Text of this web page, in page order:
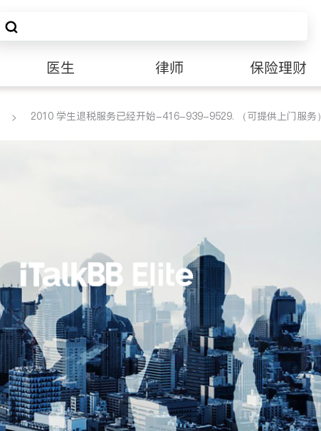
医生 律师 保险理财
2010 学生退税服务已经开始-416-939-9529. （可提供上门服务）